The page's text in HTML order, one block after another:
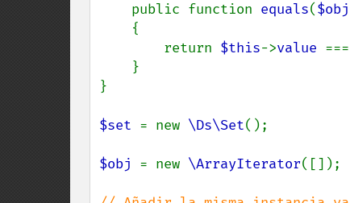
    public function
equals($obj
{
        return
$this->value ===
}
$set = new \Ds\Set();
$obj = new \ArrayIterator([]);